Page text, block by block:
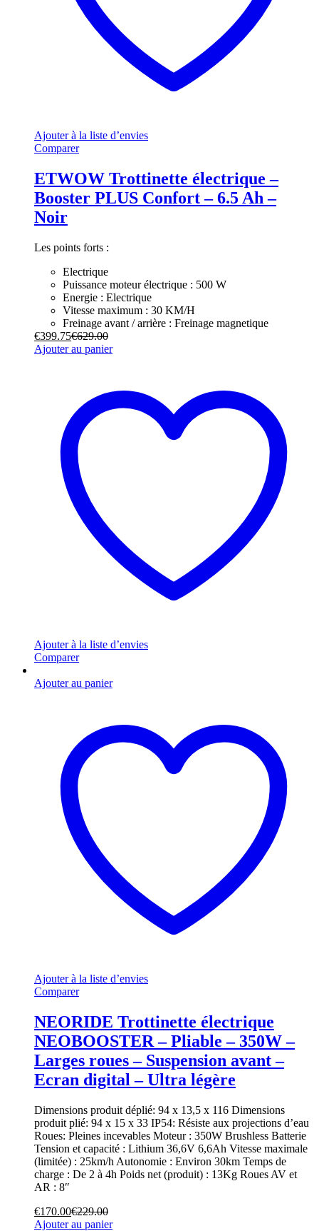
Ajouter à la liste d’envies
Comparer
ETWOW Trottinette électrique –
Booster PLUS Confort – 6.5 Ah –
Noir
Les points forts :
Electrique
Puissance moteur électrique : 500 W
Energie : Electrique
Vitesse maximum : 30 KM/H
Freinage avant / arrière : Freinage magnetique
€399.75€629.00
Ajouter au panier
Ajouter à la liste d’envies
Comparer
Ajouter au panier
Ajouter à la liste d’envies
Comparer
NEORIDE Trottinette électrique
NEOBOOSTER – Pliable – 350W –
Larges roues – Suspension avant –
Ecran digital – Ultra légère
Dimensions produit déplié: 94 x 13,5 x 116 Dimensions
produit plié: 94 x 15 x 33 IP54: Résiste aux projections d’eau
Roues: Pleines incevables Moteur : 350W Brushless Batterie
Tension et capacité : Lithium 36,6V 6,6Ah Vitesse maximale
(limitée) : 25km/h Autonomie : Environ 30km Temps de
charge : De 2 à 4h Poids net (produit) : 13Kg Roues AV et
AR : 8″
€170.00€229.00
Ajouter au panier